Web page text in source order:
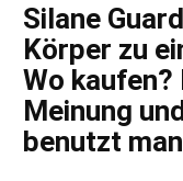
Silane
Körper zu
Wo
Meinung
benutzt